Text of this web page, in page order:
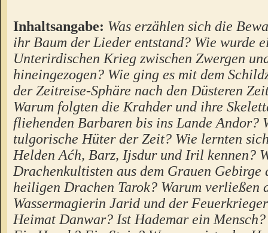
Inhaltsangabe: Was erzählen sich die
ihr Baum der Lieder entstand? Wie wurde
Unterirdischen Krieg zwischen Zwergen
hineingezogen? Wie ging es mit dem
der Zeitreise-Sphäre nach den Düsteren
Warum folgten die Krahder und ihre
fliehenden Barbaren bis ins Lande Andor?
tulgorische Hüter der Zeit? Wie lernten
Helden Aćh, Barz, Ijsdur und Iril kennen?
Drachenkultisten aus dem Grauen Gebirge
heiligen Drachen Tarok? Warum verließen
Wassermagierin Jarid und der
Heimat Danwar? Ist Hademar ein